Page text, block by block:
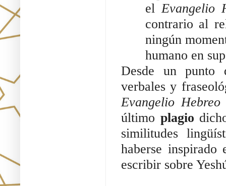
el Evangelio
contrario al
ningún
humano en
Desde un punto
verbales y
Evangelio
último plagio
similitudes
haberse inspirado
escribir sobre